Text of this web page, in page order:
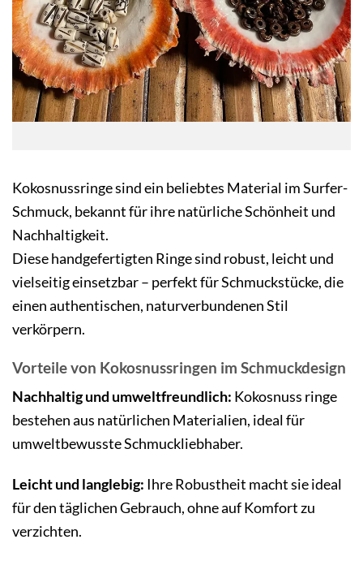
Kokosnussringe sind ein beliebtes Material im Surfer-
Schmuck, bekannt für ihre natürliche Schönheit und
Nachhaltigkeit.
Diese handgefertigten Ringe sind robust, leicht und
vielseitig einsetzbar – perfekt für Schmuckstücke, die
einen authentischen, naturverbundenen Stil
verkörpern.
Vorteile von Kokosnussringen im Schmuckdesign
Nachhaltig und umweltfreundlich: Kokosnuss ringe
bestehen aus natürlichen Materialien, ideal für
umweltbewusste Schmuckliebhaber.
Leicht und langlebig: Ihre Robustheit macht sie ideal
für den täglichen Gebrauch, ohne auf Komfort zu
verzichten.